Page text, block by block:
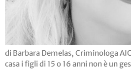
di Barbara Demelas, Criminologa
casa i figli di 15 o 16 anni non è un